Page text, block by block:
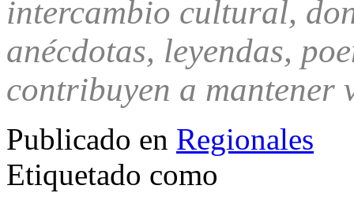
intercambio cultural,
anécdotas, leyendas,
contribuyen a mantener
Publicado en Regionales
Etiquetado como